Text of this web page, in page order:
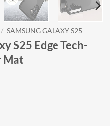
/ SAMSUNG GALAXY S25
S25 Edge Tech-
Mat